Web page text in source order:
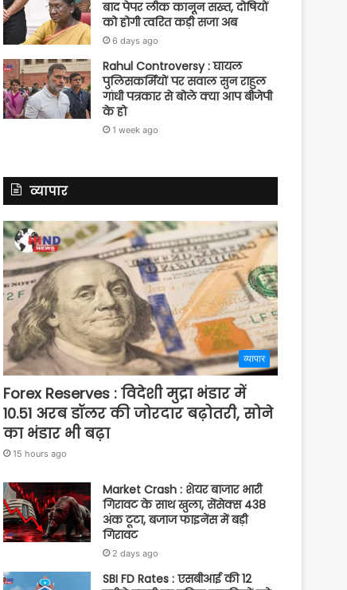
बाद पेपर लीक कानून सख्त, दोषियों
को होगी त्वरित कड़ी सजा अब
6 days ago
Rahul Controversy : घायल
पुलिसकर्मियों पर सवाल सुन राहुल
गांधी पत्रकार से बोले क्या आप बीजेपी
के हो
1 week ago
व्यापार
व्यापार
Forex Reserves : विदेशी मुद्रा भंडार में
10.51 अरब डॉलर की जोरदार बढ़ोतरी, सोने
का भंडार भी बढ़ा
15 hours ago
Market Crash : शेयर बाजार भारी
गिरावट के साथ खुला, सेंसेक्स 438
अंक टूटा, बजाज फाइनेंस में बड़ी
गिरावट
2 days ago
SBI FD Rates : एसबीआई की 12